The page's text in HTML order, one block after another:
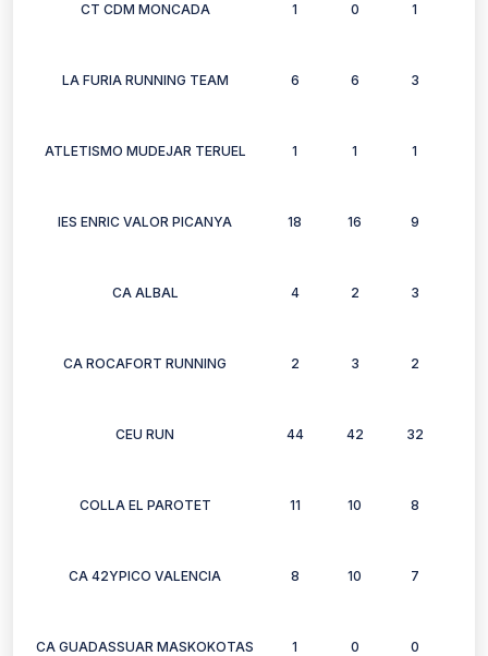
CT CDM MONCADA 1 0 1
LA FURIA RUNNING TEAM 6 6 3
ATLETISMO MUDEJAR TERUEL 1 1 1
IES ENRIC VALOR PICANYA 18 16 9
CA ALBAL 4 2 3
CA ROCAFORT RUNNING 2 3 2
CEU RUN 44 42 32
COLLA EL PAROTET 11 10 8
CA 42YPICO VALENCIA 8 10 7
CA GUADASSUAR MASKOKOTAS 1 0 0